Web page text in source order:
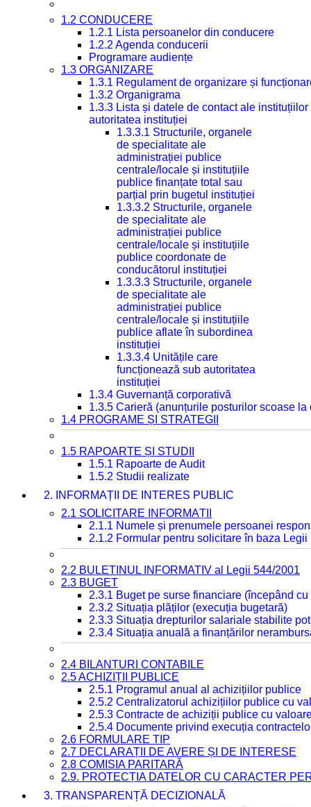
1.2 CONDUCERE
1.2.1 Lista persoanelor din conducere
1.2.2 Agenda conducerii
Programare audiențe
1.3 ORGANIZARE
1.3.1 Regulament de organizare și
1.3.2 Organigrama
1.3.3 Lista și datele de contact ale
autoritatea instituției
1.3.3.1 Structurile, organele
de specialitate ale
administrației publice
centrale/locale și instituțiile
publice finanțate total sau
parțial prin bugetul instituției
1.3.3.2 Structurile, organele
de specialitate ale
administrației publice
centrale/locale și instituțiile
publice coordonate de
conducătorul instituției
1.3.3.3 Structurile, organele
de specialitate ale
administrației publice
centrale/locale și instituțiile
publice aflate în subordinea
instituției
1.3.3.4 Unitățile care
funcționează sub autoritatea
instituției
1.3.4 Guvernanță corporativă
1.3.5 Carieră (anunțurile posturilor scoase la
1.4 PROGRAME ȘI STRATEGII
1.5 RAPOARTE ȘI STUDII
1.5.1 Rapoarte de Audit
1.5.2 Studii realizate
2. INFORMAȚII DE INTERES PUBLIC
2.1 SOLICITARE INFORMAȚII
2.1.1 Numele și prenumele persoanei
2.1.2 Formular pentru solicitare în baza Legii
2.2 BULETINUL INFORMATIV al Legii 544/2001
2.3 BUGET
2.3.1 Buget pe surse financiare (începând
2.3.2 Situația plăților (execuția bugetară)
2.3.3 Situația drepturilor salariale stabilite
2.3.4 Situația anuală a finanțărilor
2.4 BILANȚURI CONTABILE
2.5 ACHIZIȚII PUBLICE
2.5.1 Programul anual al achizițiilor publice
2.5.2 Centralizatorul achizițiilor publice cu
2.5.3 Contracte de achiziții publice cu
2.5.4 Documente privind execuția
2.6 FORMULARE TIP
2.7 DECLARAȚII DE AVERE ȘI DE INTERESE
2.8 COMISIA PARITARĂ
2.9. PROTECȚIA DATELOR CU CARACTER
3. TRANSPARENȚĂ DECIZIONALĂ